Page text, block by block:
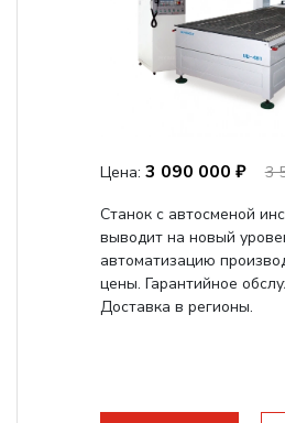
Цена: 3 090 000 ₽
3
Станок с автосменой
выводит на новый
автоматизацию
цены. Гарантийное
Доставка в регионы.